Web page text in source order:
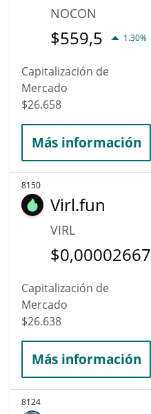
NOCON
$559,5 1.30%
Capitalización de
Mercado
$26.658
Más información
8150
Virl.fun
VIRL
$0,00002667
Capitalización de
Mercado
$26.638
Más información
8124